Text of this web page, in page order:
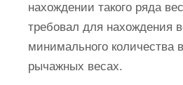
нахождении такого ряда
требовал для нахождения
минимального количества
рычажных весах.